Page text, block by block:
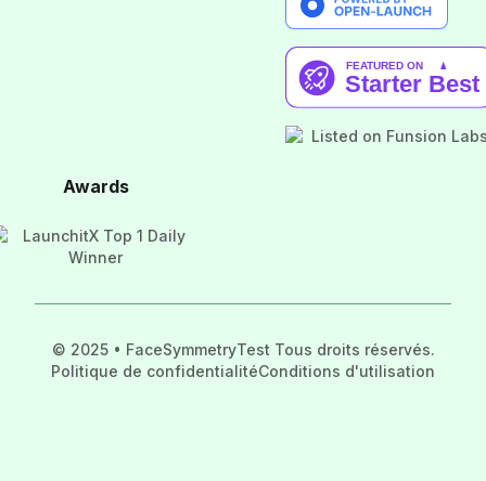
Awards
© 2025 • FaceSymmetryTest Tous droits réservés.
Politique de confidentialitéConditions d'utilisation